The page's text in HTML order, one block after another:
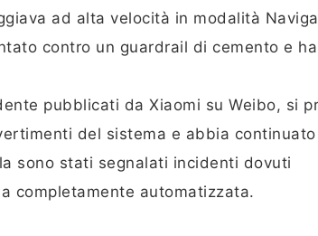
ad alta velocità in modalità
contro un guardrail di cemento e
pubblicati da Xiaomi su Weibo, si
del sistema e abbia continuato
sono stati segnalati incidenti dovuti
completamente automatizzata.